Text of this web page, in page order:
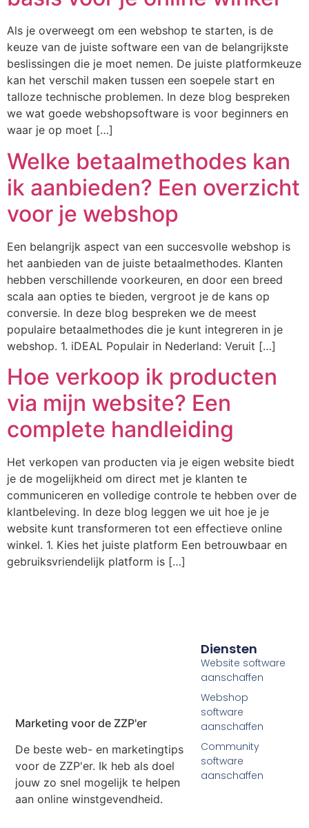
Als je overweegt om een webshop te starten, is de
keuze van de juiste software een van de belangrijkste
beslissingen die je moet nemen. De juiste platformkeuze
kan het verschil maken tussen een soepele start en
talloze technische problemen. In deze blog bespreken
we wat goede webshopsoftware is voor beginners en
waar je op moet […]
Welke betaalmethodes kan
ik aanbieden? Een overzicht
voor je webshop
Een belangrijk aspect van een succesvolle webshop is
het aanbieden van de juiste betaalmethodes. Klanten
hebben verschillende voorkeuren, en door een breed
scala aan opties te bieden, vergroot je de kans op
conversie. In deze blog bespreken we de meest
populaire betaalmethodes die je kunt integreren in je
webshop. 1. iDEAL Populair in Nederland: Veruit […]
Hoe verkoop ik producten
via mijn website? Een
complete handleiding
Het verkopen van producten via je eigen website biedt
je de mogelijkheid om direct met je klanten te
communiceren en volledige controle te hebben over de
klantbeleving. In deze blog leggen we uit hoe je je
website kunt transformeren tot een effectieve online
winkel. 1. Kies het juiste platform Een betrouwbaar en
gebruiksvriendelijk platform is […]
Marketing voor de ZZP'er
De beste web- en marketingtips
voor de ZZP'er. Ik heb als doel
jouw zo snel mogelijk te helpen
aan online winstgevendheid.
Diensten
Website software
aanschaffen
Webshop
software
aanschaffen
Community
software
aanschaffen